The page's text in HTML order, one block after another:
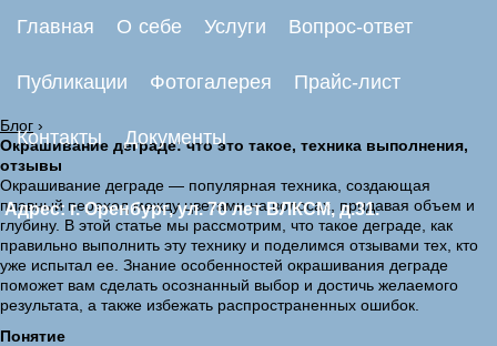
Главная О себе Услуги Вопрос-ответ
Публикации Фотогалерея Прайс-лист
Контакты Документы
Адрес: г. Оренбург, ул. 70 лет ВЛКСМ, д.31.
Блог ›
Окрашивание деграде: что это такое, техника выполнения,
отзывы
Окрашивание деграде — популярная техника, создающая
плавный переход между цветами на волосах, придавая объем и
глубину. В этой статье мы рассмотрим, что такое деграде, как
правильно выполнить эту технику и поделимся отзывами тех, кто
уже испытал ее. Знание особенностей окрашивания деграде
поможет вам сделать осознанный выбор и достичь желаемого
результата, а также избежать распространенных ошибок.
Понятие